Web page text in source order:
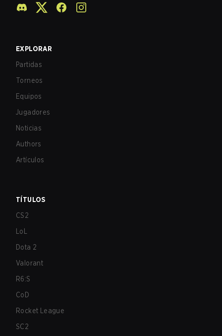
EXPLORAR
Partidas
Torneos
Equipos
Jugadores
Noticias
Authors
Artículos
TÍTULOS
CS2
LoL
Dota 2
Valorant
R6:S
CoD
Rocket League
SC2